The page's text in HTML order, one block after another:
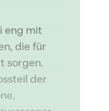
eng mit
die für
sorgen.
der